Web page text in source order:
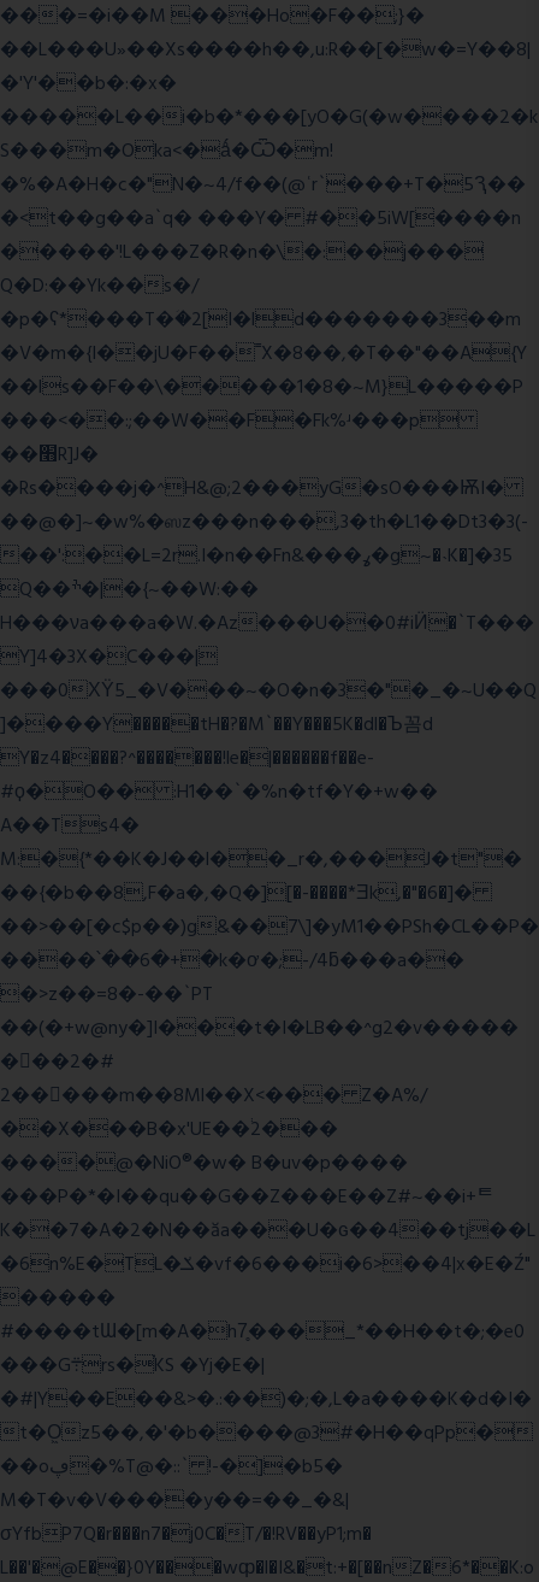
���=�i��M ���Ho�F��;}�
��L���U»��Xs����h��,u:R��[�w�=Y��8|
�'Y'��b�:�x�
�����L��i�b�*���[yO�G(�w����2�k
S���m�Oka<�ǻ�Ѿ�m!
�%�A�H�c�"N�~4/f��(@ʿr`���+T�5Ԇ��
�<t��g��a`q� ���Y� #��5iW[����n
�����'!L���Z�R�n�\�:��j���
Q�D:��Yk��s�/
�p�ʕ*���T�ؘ�2[I�ld�������3��m
�V�m�{I��jU�F��˭X�8��,�T��"��A{Y
��ls��F��\�����1�8�~M}L�����P
���<��:;��W��F�Fk%ʴ���p
��׫R]J�
�Rs����j�^H&@;2���yG�sO���ѬI�
��@�]~�w%�ஸz���n���,3�th�L1��Dt3�3(-
��':��L=2r.I�n��Fn&���ߩ�g~�˴K�]�35
Q��ׯ�|�{~��W:��
H���νa���a�W.�Az���U��0#iӤ�`T���
Y]4�3X�C���|
���0ХΫ5_�V���~�O�n�3�"�_�~U��Q
]����Y�����tH�?�M`��Y���5K�dl�Ъ꼼d
Y�z4����?^�������!le�|������f��e-
#ϙ�O�� :H1��`�%n�tf�Y�+w��
A��Ts4�
M:�{*��K�J��l��_r�,���J�t"�
��{�b��8,F�a�,�Q�][�-����*Ǝk,�"�6�]�
��>��[�c$p��)g&��7\]�yM1��PSh�CL��P�
����՝��6�+�k�ơ�;-/4ƃ���a��
�>z��=8�-��`PT
��(�+w@ny�]I���t�I�LB��^g2�v�����
��ٕ�2�#
2�����m��8Ml��X<��� Z�A%/
��X���B�x'UE��֔2���
����@�NiO®�w� B�uv�p����
���P�*�I��qu��G��Z��� E��Z#~��i+ᄐ
K��7�A�2�N��ăa���U�ɢ��4��tj��L
�6n%E�TL�ݎ�vf�6���i�6>��4|x�E�Ź"
�����
#����tƜ�[m�A�h7̥���_*��H��t�;�e0
���G܊rs�֗KS �Yj�E�|
�#|Y��E��&>�.:��)�;�,L�a����K�d�I�
t�O͖z5��,�'�b����@3#�H��qPp�
��oڥ�%T@�::` !-�]�b5�
M�T�v�V����y��=��_�&|
σYfbP7Q�r���n7�j0C�T/�!RV��yP1;m�
L��'�@E��}0Y���wȹ�l�I&�t:+�[��nZ�6*��K:o